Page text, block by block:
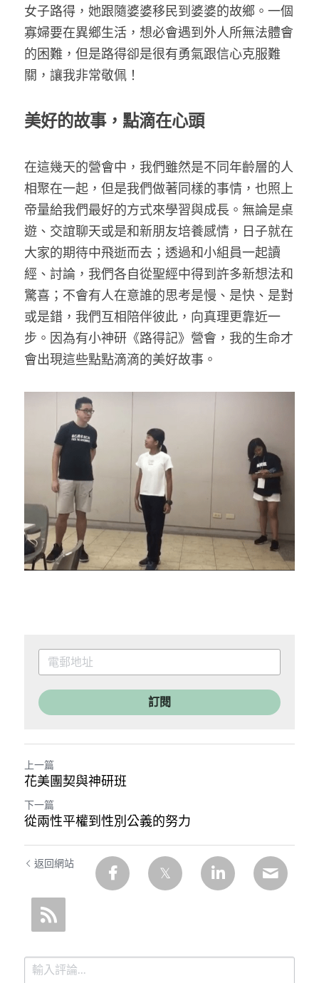
女子路得，她跟隨婆婆移民到婆婆的故鄉。一個
寡婦要在異鄉生活，想必會遇到外人所無法體會
的困難，但是路得卻是很有勇氣跟信心克服難
關，讓我非常敬佩！
美好的故事，點滴在心頭
在這幾天的營會中，我們雖然是不同年齡層的人
相聚在一起，但是我們做著同樣的事情，也照上
帝量給我們最好的方式來學習與成長。無論是桌
遊、交誼聊天或是和新朋友培養感情，日子就在
大家的期待中飛逝而去；透過和小組員一起讀
經、討論，我們各自從聖經中得到許多新想法和
驚喜；不會有人在意誰的思考是慢、是快、是對
或是錯，我們互相陪伴彼此，向真理更靠近一
步。因為有小神研《路得記》營會，我的生命才
會出現這些點點滴滴的美好故事。
訂閱
上一篇
花美團契與神研班
下一篇
從兩性平權到性別公義的努力
返回網站